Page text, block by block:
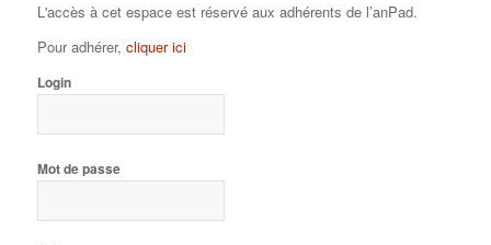
L'accès à cet espace est réservé aux adhérents de l’anPad.
Pour adhérer, cliquer ici
Login
Mot de passe